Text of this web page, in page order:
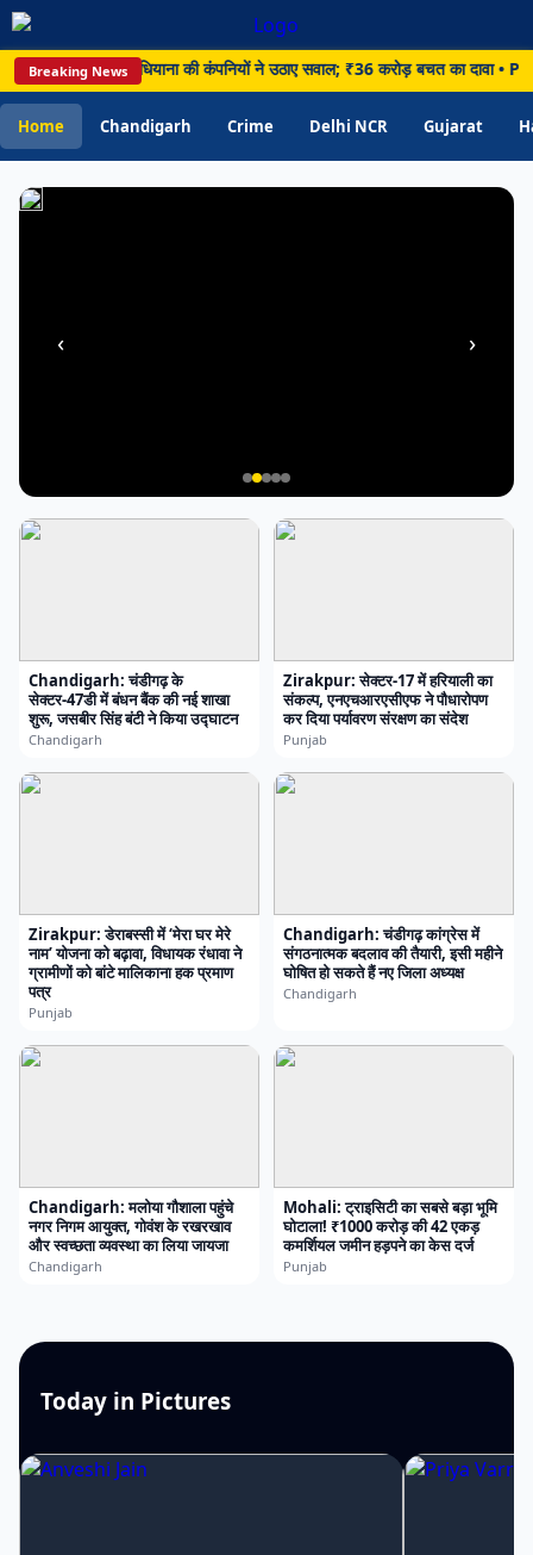
Breaking News
पर घमासान, लुधियाना की कंपनियों ने उठाए सवाल; ₹36 करोड़ बचत का दावा •
Home Chandigarh Crime Delhi NCR Gujarat
‹ ›
मां
के
दूध
के
फायदे
Chandigarh: चंडीगढ़ के
सेक्टर-47डी में बंधन बैंक की नई शाखा
शुरू, जसबीर सिंह बंटी ने किया उद्घाटन
Chandigarh
Zirakpur: सेक्टर-17 में हरियाली का
संकल्प, एनएचआरएसीएफ ने पौधारोपण
कर दिया पर्यावरण संरक्षण का संदेश
Punjab
Zirakpur: डेराबस्सी में ‘मेरा घर मेरे
नाम’ योजना को बढ़ावा, विधायक रंधावा ने
ग्रामीणों को बांटे मालिकाना हक प्रमाण
पत्र
Punjab
Chandigarh: चंडीगढ़ कांग्रेस में
संगठनात्मक बदलाव की तैयारी, इसी महीने
घोषित हो सकते हैं नए जिला अध्यक्ष
Chandigarh
Chandigarh: मलोया गौशाला पहुंचे
नगर निगम आयुक्त, गोवंश के रखरखाव
और स्वच्छता व्यवस्था का लिया जायजा
Chandigarh
Mohali: ट्राइसिटी का सबसे बड़ा भूमि
घोटाला! ₹1000 करोड़ की 42 एकड़
कमर्शियल जमीन हड़पने का केस दर्ज
Punjab
Today in Pictures